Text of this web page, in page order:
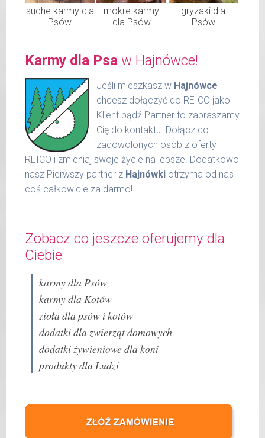
suche karmy dla
Psów
mokre karmy
dla Psów
gryzaki dla
Psów
Karmy dla Psa w Hajnówce!
Jeśli mieszkasz w Hajnówce i
chcesz dołączyć do REICO jako
Klient bądź Partner to zapraszamy
Cię do kontaktu. Dołącz do
zadowolonych osób z oferty
REICO i zmieniaj swoje życie na lepsze. Dodatkowo
nasz Pierwszy partner z Hajnówki otrzyma od nas
coś całkowicie za darmo!
Zobacz co jeszcze oferujemy dla
Ciebie
karmy dla Psów
karmy dla Kotów
zioła dla psów i kotów
dodatki dla zwierząt domowych
dodatki żywieniowe dla koni
produkty dla Ludzi